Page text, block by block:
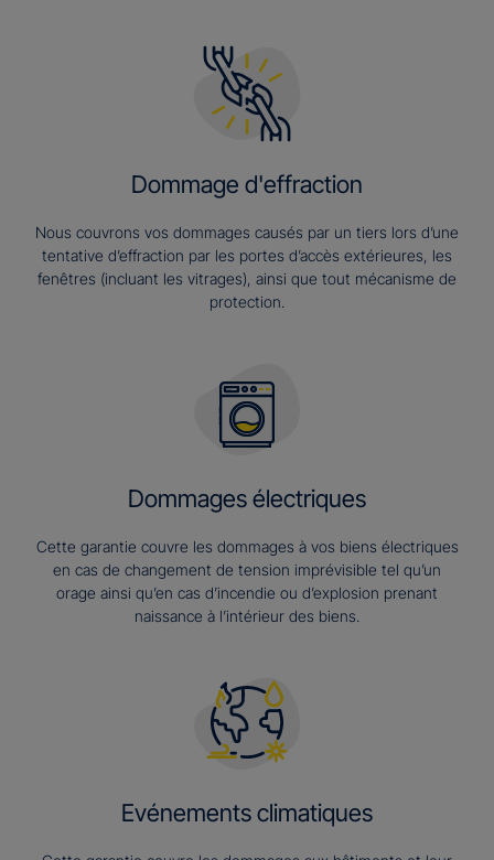
Dommage d'effraction
Nous couvrons vos dommages causés par un tiers lors d’une
tentative d’effraction par les portes d’accès extérieures, les
fenêtres (incluant les vitrages), ainsi que tout mécanisme de
protection.
Dommages électriques
Cette garantie couvre les dommages à vos biens électriques
en cas de changement de tension imprévisible tel qu’un
orage ainsi qu’en cas d’incendie ou d’explosion prenant
naissance à l’intérieur des biens.
Evénements climatiques